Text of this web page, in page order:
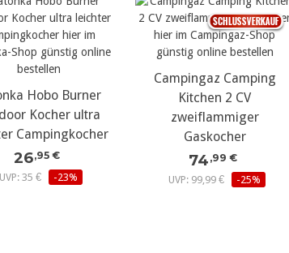
Hobo Burner
Kocher ultra
Campingkocher
26,95 €
UVP: 35 €
-23%
Campingaz Camping
Kitchen 2 CV
zweiflammiger
Gaskocher
74 ,99 €
UVP: 99,99 €
-25%